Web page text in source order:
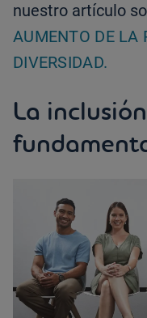
nuestro artículo
AUMENTO DE LA
DIVERSIDAD.
La